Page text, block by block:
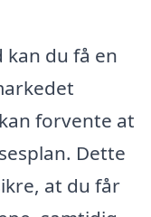
du få en
forvente at
Dette
at du får